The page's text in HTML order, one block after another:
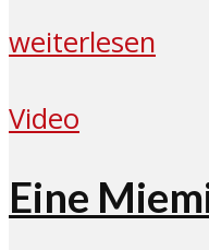
weiterlesen
Video
Eine